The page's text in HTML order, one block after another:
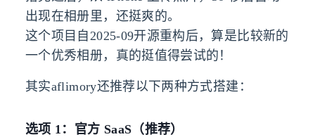
出现在相册里，还挺爽的。
这个项目自2025-09开源重构后，算是比较新的
一个优秀相册，真的挺值得尝试的！
其实aflimory还推荐以下两种方式搭建：
选项 1：官方 SaaS（推荐）